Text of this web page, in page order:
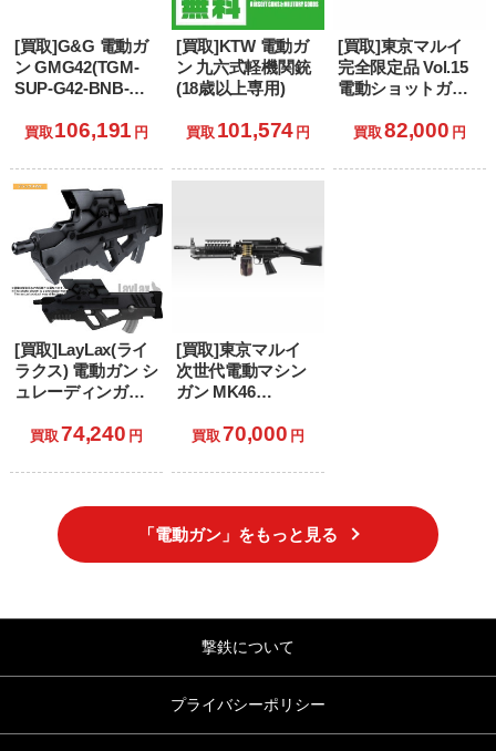
[買取]G&G 電動ガ
ン GMG42(TGM-
SUP-G42-BNB-
用)
買取 106,191 円
[買取]KTW 電動ガ
ン 九六式軽機関銃
(18歳以上専用)
買取 101,574 円
[買取]東京マルイ
完全限定品 Vol.15
電動ショットガン
〈アルバート.W.モ
上専用)
買取 82,000 円
[買取]LayLax(ライ
ラクス) 電動ガン シ
ュレーディンガー
カ搭載済) 攻殻機動
買取 74,240 円
[買取]東京マルイ
次世代電動マシン
ガン MK46
ッド0) (18歳以上専
買取 70,000 円
「電動ガン」をもっと見る
撃鉄について
プライバシーポリシー